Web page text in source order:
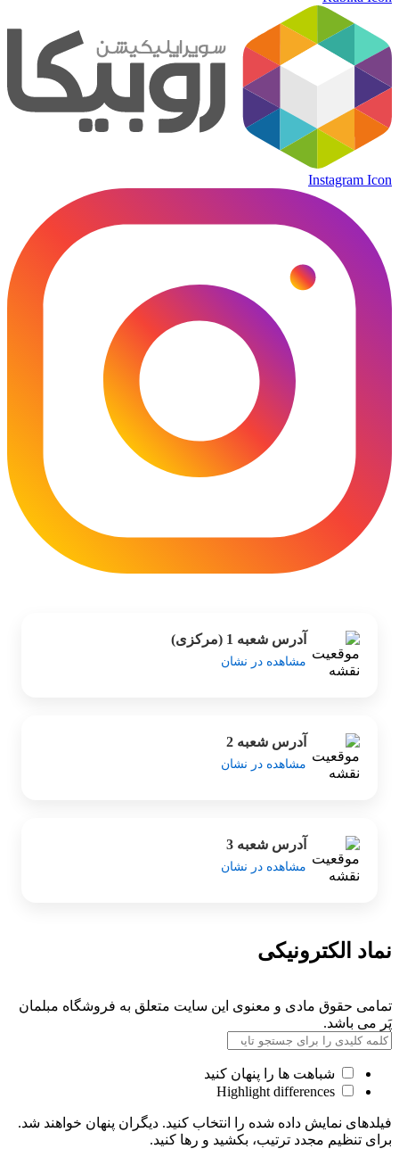
Instagram Icon
آدرس شعبه 1 (مرکزی)
مشاهده در نشان
آدرس شعبه 2
مشاهده در نشان
آدرس شعبه 3
مشاهده در نشان
نماد الکترونیکی
تمامی حقوق مادی و معنوی این سایت متعلق به فروشگاه مبلمان
پَر می باشد.
شباهت ها را پنهان کنید
فیلدهای نمایش داده شده را انتخاب کنید. دیگران پنهان خواهند شد.
برای تنظیم مجدد ترتیب، بکشید و رها کنید.